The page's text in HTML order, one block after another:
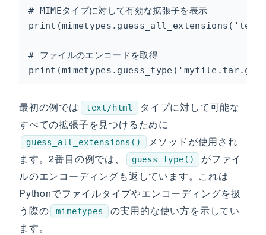
# MIMEタイプに対して有効な拡張子を表示
# ファイルのエンコードを取得
最初の例では text/html
タイプに対して可能な
すべての拡張子を見つけるために
guess_all_extensions()
メソッドが使用され
ます。2番目の例では、
guess_type()
がファイ
ルのエンコーディングも返しています。これは
Pythonでファイルタイプやエンコーディングを扱
う際の
mimetypes
の実用的な使い方を示してい
ます。